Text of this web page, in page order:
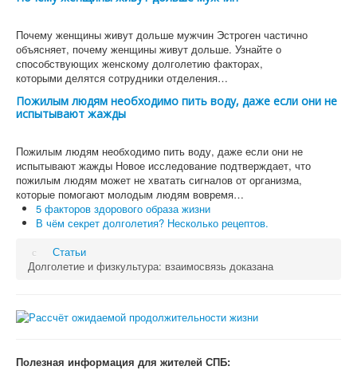
Почему женщины живут дольше мужчин Эстроген частично
объясняет, почему женщины живут дольше. Узнайте о
способствующих женскому долголетию факторах,
которыми делятся сотрудники отделения…
Пожилым людям необходимо пить воду, даже если они не
испытывают жажды
Пожилым людям необходимо пить воду, даже если они не
испытывают жажды Новое исследование подтверждает, что
пожилым людям может не хватать сигналов от организма,
которые помогают молодым людям вовремя…
5 факторов здорового образа жизни
В чём секрет долголетия? Несколько рецептов.
Статьи
Долголетие и физкультура: взаимосвязь доказана
Полезная информация для жителей СПБ: